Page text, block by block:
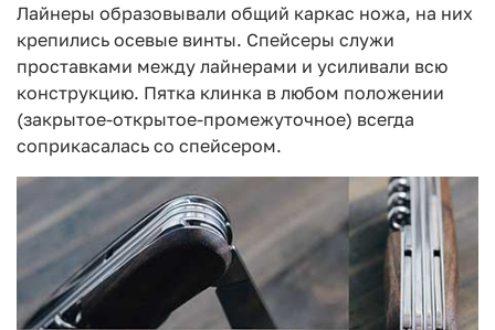
Лайнеры образовывали общий каркас ножа, на них
крепились осевые винты. Спейсеры служи
проставками между лайнерами и усиливали всю
конструкцию. Пятка клинка в любом положении
(закрытое-открытое-промежуточное) всегда
соприкасалась со спейсером.